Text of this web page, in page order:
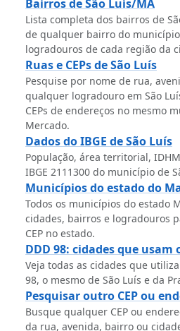
Bairros de São Luís/MA
Lista completa dos bairros de
de qualquer bairro do
logradouros de cada região da
Ruas e CEPs de São Luís
Pesquise por nome de rua,
qualquer logradouro em São
CEPs de endereços no mesmo
Mercado.
Dados do IBGE de São Luís
População, área territorial,
IBGE 2111300 do município de
Municípios do estado do
Todos os municípios do estado
cidades, bairros e logradouros
CEP no estado.
DDD 98: cidades que
Veja todas as cidades que
98, o mesmo de São Luís e da
Pesquisar outro CEP ou
Busque qualquer CEP ou
da rua, avenida, bairro ou